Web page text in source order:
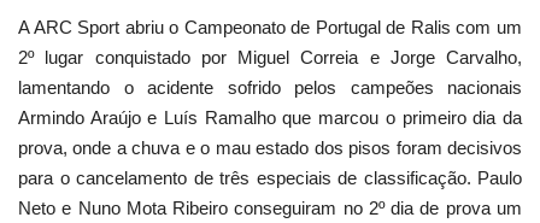
Cultura
Lazer
Ambiente
A ARC Sport abriu o Campeonato de Portugal de Ralis com um
2º lugar conquistado por Miguel Correia e Jorge Carvalho,
lamentando o acidente sofrido pelos campeões nacionais
Armindo Araújo e Luís Ramalho que marcou o primeiro dia da
prova, onde a chuva e o mau estado dos pisos foram decisivos
para o cancelamento de três especiais de classificação. Paulo
Neto e Nuno Mota Ribeiro conseguiram no 2º dia de prova um